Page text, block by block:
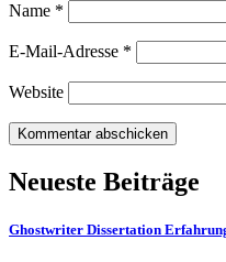
Name *
E-Mail-Adresse *
Website
Neueste Beiträge
Ghostwriter Dissertation